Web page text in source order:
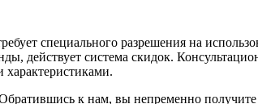
специального разрешения на
действует система скидок.
к нам, вы непременно получите